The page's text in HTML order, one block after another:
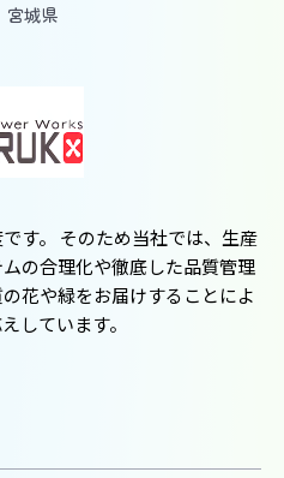
宮城県
す。 そのため当社では、生産
の合理化や徹底した品質管理
花や緑をお届けすることによ
しています。